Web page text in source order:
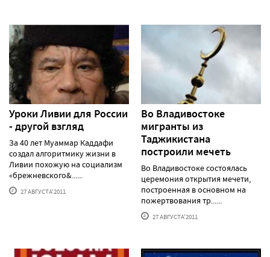
Уроки Ливии для России
- другой взгляд
За 40 лет Муаммар Каддафи
создал алгоритмику жизни в
Ливии похожую на социализм
«брежневского&......
27 АВГУСТА'2011
Во Владивостоке
мигранты из
Таджикистана
построили мечеть
Во Владивостоке состоялась
церемония открытия мечети,
построенная в основном на
пожертвования тр......
27 АВГУСТА'2011